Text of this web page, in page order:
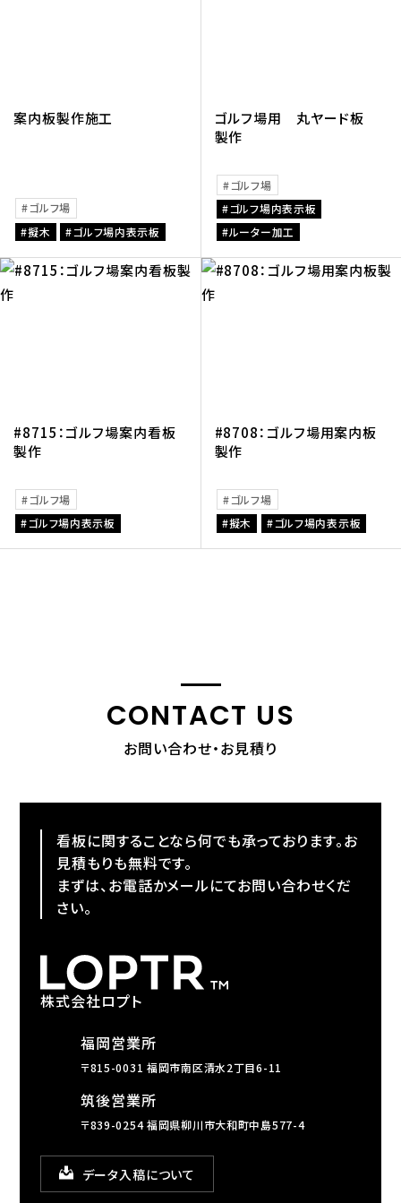
案内板製作施工
ゴルフ場
擬木
ゴルフ場内表示板
ゴルフ場用 丸ヤード板
製作
ゴルフ場
ゴルフ場内表示板
ルーター加工
#8715：ゴルフ場案内看板
製作
ゴルフ場
ゴルフ場内表示板
#8708：ゴルフ場用案内板
製作
ゴルフ場
擬木
ゴルフ場内表示板
CONTACT US
お問い合わせ・お見積り
看板に関することなら何でも承っております。お
見積もりも無料です。
まずは、お電話かメールにてお問い合わせくだ
さい。
株式会社ロプト
福岡営業所
〒815-0031 福岡市南区清水2丁目6-11
筑後営業所
〒839-0254 福岡県柳川市大和町中島577-4
データ入稿について